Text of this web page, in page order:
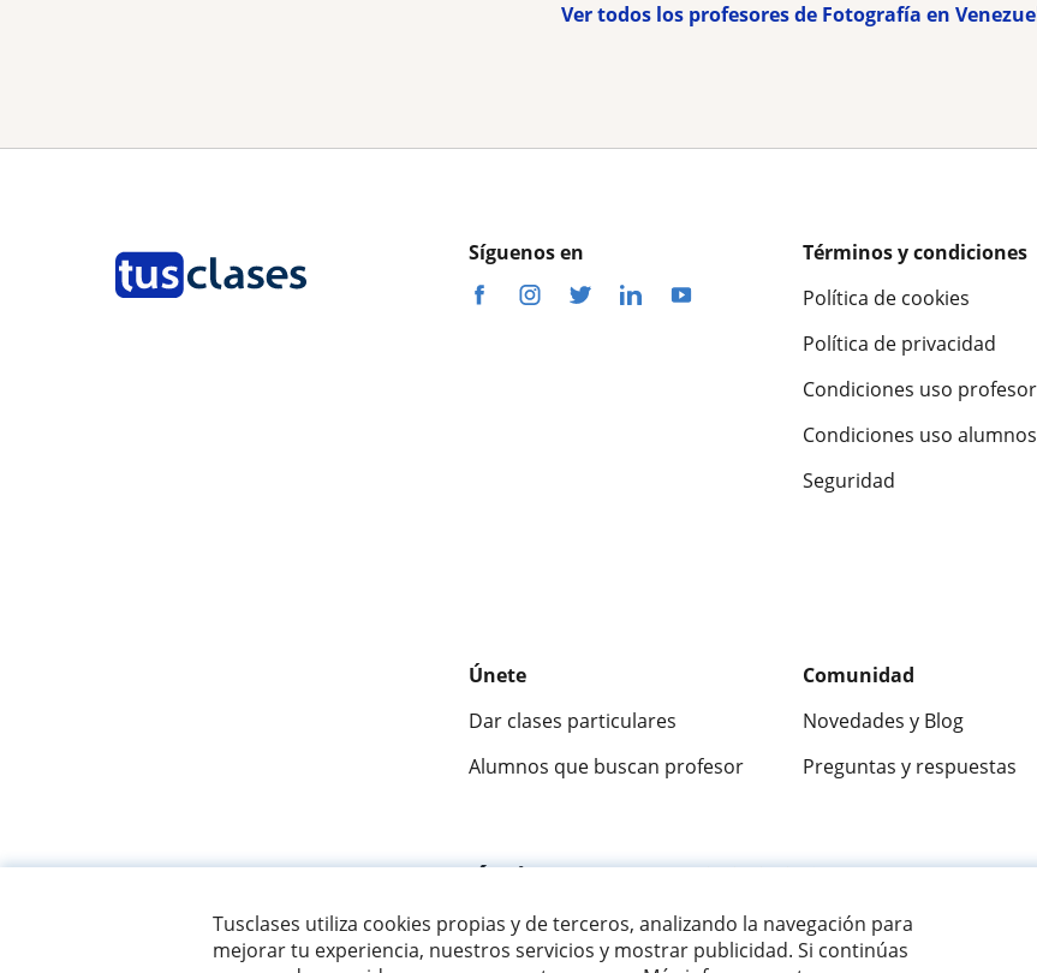
Tusclases utiliza cookies propias y de terceros, analizando la navegación para
mejorar tu experiencia, nuestros servicios y mostrar publicidad. Si continúas
Ver todos los profesores de Fotografía en
Síguenos en
Términos y condiciones
Política de cookies
Política de privacidad
Condiciones uso
Condiciones uso alumnos
Seguridad
Únete
Dar clases particulares
Alumnos que buscan profesor
Comunidad
Novedades y Blog
Preguntas y respuestas
Fantástica 9,5/10 ★★★★★
© 2007 - 2026 Tusclases.com.ve